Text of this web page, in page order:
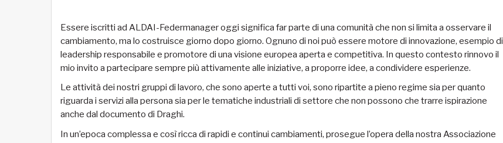
Essere iscritti ad ALDAI-Federmanager oggi significa far parte di una comunità che non si limita a osservare il
cambiamento, ma lo costruisce giorno dopo giorno. Ognuno di noi può essere motore di innovazione, esempio di
leadership responsabile e promotore di una visione europea aperta e competitiva. In questo contesto rinnovo il
mio invito a partecipare sempre più attivamente alle iniziative, a proporre idee, a condividere esperienze.
Le attività dei nostri gruppi di lavoro, che sono aperte a tutti voi, sono ripartite a pieno regime sia per quanto
riguarda i servizi alla persona sia per le tematiche industriali di settore che non possono che trarre ispirazione
anche dal documento di Draghi.
In un’epoca complessa e così ricca di rapidi e continui cambiamenti, prosegue l’opera della nostra Associazione